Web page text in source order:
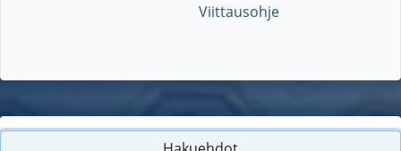
Viittausohje